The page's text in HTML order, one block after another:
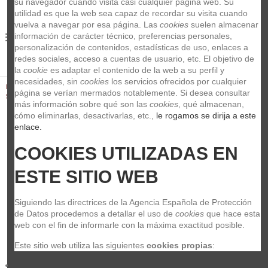
Inicio Baterías y Percusión
HARDCASE ESTUCHE TOM BASE
SUELO 14 HN14FT
utilidad es que la web sea capaz de recordar su visita cuando
vuelva a navegar por esa página. Las cookies suelen almacenar
información de carácter técnico, preferencias personales,
personalización de contenidos, estadísticas de uso, enlaces a
redes sociales, acceso a cuentas de usuario, etc. El objetivo de
la cookie es adaptar el contenido de la web a su perfil y
necesidades, sin cookies los servicios ofrecidos por cualquier
página se verían mermados notablemente. Si desea consultar
más información sobre qué son las cookies , qué almacenan,
cómo eliminarlas, desactivarlas, etc.,
le rogamos se dirija a este
enlace.
COOKIES UTILIZADAS EN
ESTE SITIO WEB
Siguiendo las directrices de la Agencia Española de Protección
de Datos procedemos a detallar el uso de cookies que hace esta
web con el fin de informarle con la máxima exactitud posible.
Este sitio web utiliza las siguientes cookies propias: